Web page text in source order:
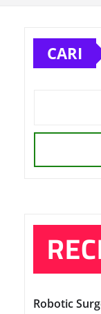
CARI
Robotic